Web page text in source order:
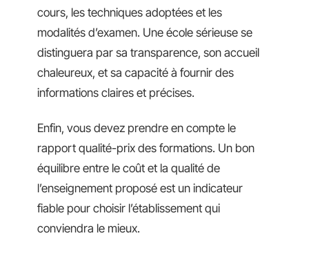
cours, les techniques adoptées et les
modalités d’examen. Une école sérieuse se
distinguera par sa transparence, son accueil
chaleureux, et sa capacité à fournir des
informations claires et précises.
Enfin, vous devez prendre en compte le
rapport qualité-prix des formations. Un bon
équilibre entre le coût et la qualité de
l’enseignement proposé est un indicateur
fiable pour choisir l’établissement qui
conviendra le mieux.